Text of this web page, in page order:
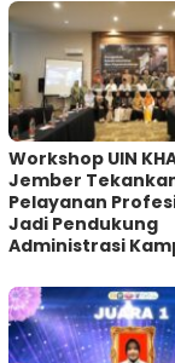
Workshop UIN
Jember
Pelayanan
Jadi Pendukung
Administrasi